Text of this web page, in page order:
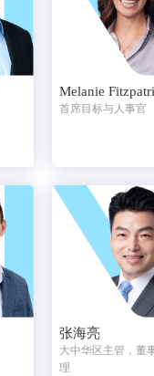
Melanie
首席目标与人事官
张海亮
大中华区主管，董
理